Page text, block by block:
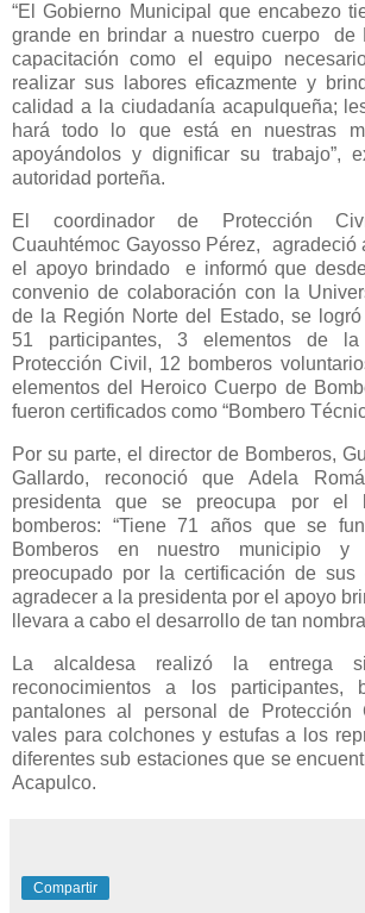
“El Gobierno Municipal que encabezo
grande en brindar a nuestro cuerpo de
capacitación como el equipo
realizar sus labores eficazmente y
calidad a la ciudadanía acapulqueña;
hará todo lo que está en nuestras
apoyándolos y dignificar su trabajo”,
autoridad porteña.
El coordinador de Protección
Cuauhtémoc Gayosso Pérez, agradeció
el apoyo brindado e informó que
convenio de colaboración con la
de la Región Norte del Estado, se
51 participantes, 3 elementos de la
Protección Civil, 12 bomberos
elementos del Heroico Cuerpo de
fueron certificados como “Bombero
Por su parte, el director de Bomberos,
Gallardo, reconoció que Adela
presidenta que se preocupa por el
bomberos: “Tiene 71 años que se
Bomberos en nuestro municipio
preocupado por la certificación de sus
agradecer a la presidenta por el apoyo
llevara a cabo el desarrollo de tan
La alcaldesa realizó la entrega
reconocimientos a los participantes,
pantalones al personal de Protección
vales para colchones y estufas a los
diferentes sub estaciones que se
Acapulco.
Compartir